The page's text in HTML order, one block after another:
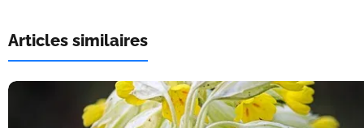
Articles similaires